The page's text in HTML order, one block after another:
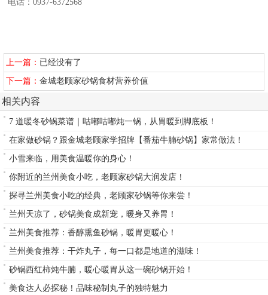
电话：0937-6372568
上一篇： 已经没有了
下一篇：金城老顾家砂锅食材营养价值
相关内容
7 道暖冬砂锅菜谱｜咕嘟咕嘟炖一锅，从胃暖到脚底板！
在家做砂锅？跟金城老顾家学招牌【番茄牛腩砂锅】家常做法！
小雪来临，用美食温暖你的身心！
你附近的兰州美食小吃，老顾家砂锅大润发店！
探寻兰州美食小吃的经典，老顾家砂锅等你来尝！
兰州天凉了，砂锅美食成新宠，暖身又养胃！
兰州美食推荐：香醇熏鱼砂锅，暖胃更暖心！
兰州美食推荐：干炸丸子，每一口都是地道的滋味！
砂锅西红柿炖牛腩，暖心暖胃从这一碗砂锅开始！
美食达人必探秘！品味秘制丸子的独特魅力